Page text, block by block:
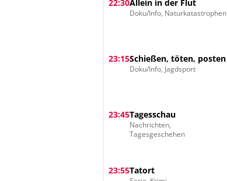
22:30Allein in der Flut
Doku/Info, Naturkatastrophen
23:15Schießen, töten, posten
Doku/Info, Jagdsport
23:45Tagesschau
Nachrichten,
Tagesgeschehen
23:55Tatort